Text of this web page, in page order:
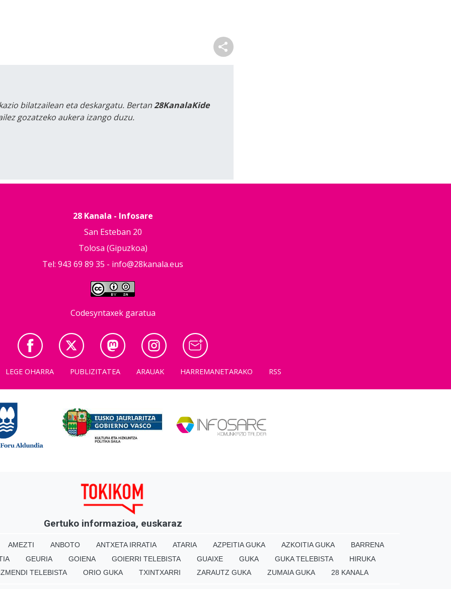
bilatzailean eta deskargatu. Bertan28KanalaKide
gozatzeko aukera izango duzu.
28 Kanala - Infosare
San Esteban 20
Tolosa (Gipuzkoa)
Tel: 943 69 89 35 - info@28kanala.eus
Codesyntaxek garatua
LEGE OHARRA PUBLIZITATEA ARAUAK HARREMANETARAKO RSS
Gertuko informazioa, euskaraz
AMEZTI ANBOTO ANTXETA IRRATIA ATARIA AZPEITIA GUKA AZKOITIA GUKA
BARRENA
GEURIA GOIENA GOIERRI TELEBISTA GUAIXE GUKA GUKA TELEBISTA
HIRUKA
TELEBISTA ORIO GUKA TXINTXARRI ZARAUTZ GUKA ZUMAIA GUKA 28 KANALA